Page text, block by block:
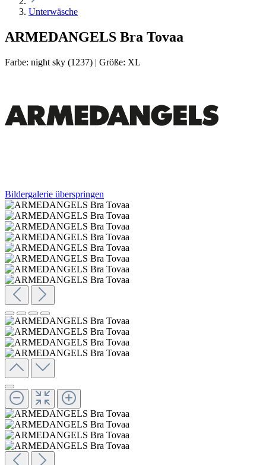
Unterwäsche
ARMEDANGELS Bra Tovaa
Farbe: night sky (1237) | Größe: XL
Bildergalerie überspringen